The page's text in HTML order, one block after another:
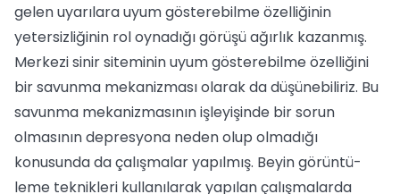
gelen uyarılara uyum gösterebilme özelliğinin
yetersizliğinin rol oynadığı görüşü ağırlık kazanmış.
Merke­zi sinir siteminin uyum gösterebilme özel­liğini
bir savunma mekanizması olarak da düşünebiliriz. Bu
savunma mekanizması­nın işleyişinde bir sorun
olmasının dep­resyona neden olup olmadığı
konusun­da da çalışmalar yapılmış. Beyin görüntü­
leme teknikleri kullanılarak yapılan çalış­malarda